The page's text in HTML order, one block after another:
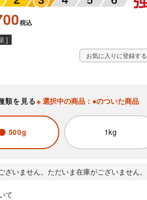
税込
]
お気に入りに登録する
類を見る※ 選択中の商品：●のついた商品
500g 1kg
ざいません。ただいま在庫がございません。
て